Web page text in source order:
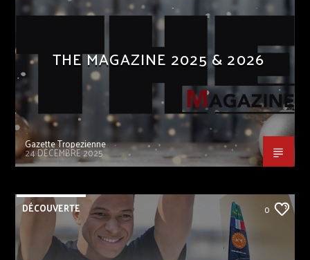
THE MAGAZINE 2025 & 2026
Gazette Tropezienne
24 DÉCEMBRE 2025
DÉCOUVERTE 0